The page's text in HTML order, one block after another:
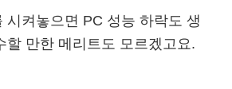
시켜놓으면 PC 성능 하락도 생
할 만한 메리트도 모르겠고요.